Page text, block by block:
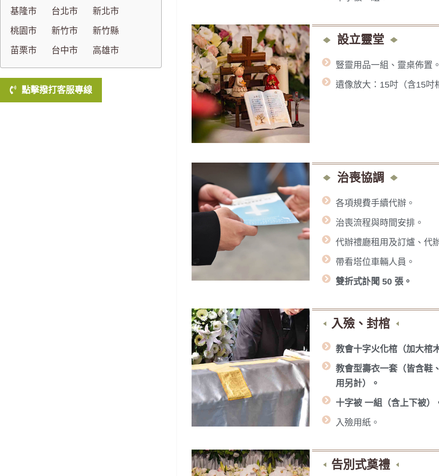
基隆市
桃園市
苗栗市
台北市
新竹市
台中市
新北市
新竹縣
高雄市
點擊撥打客服專線
設立靈堂
豎靈用品一組、靈桌佈置。
遺像放大：15吋（含15吋
治喪協調
各項規費手續代辦。
治喪流程與時間安排。
代辦禮廳租用及訂爐、代
帶看塔位車輛人員。
雙折式訃聞 50 張。
入殮、封棺
教會十字火化棺（加大棺
教會型壽衣一套（皆含鞋
用另計）。
十字被 一組（含上下被）
入殮用紙。
告別式奠禮